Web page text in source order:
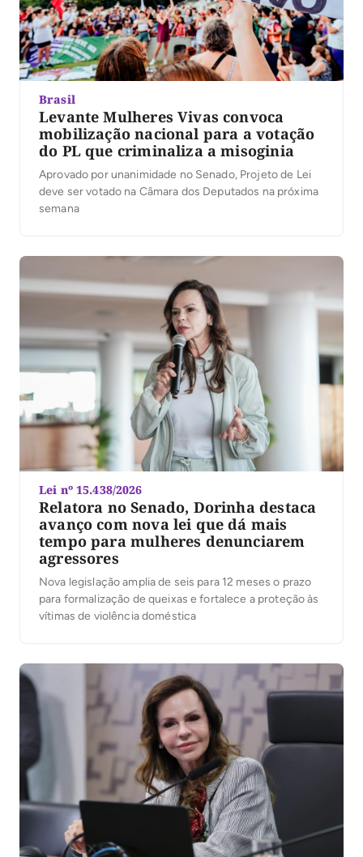
Brasil
Levante Mulheres Vivas convoca
mobilização nacional para a votação
do PL que criminaliza a misoginia
Aprovado por unanimidade no Senado, Projeto de Lei
deve ser votado na Câmara dos Deputados na próxima
semana
Lei nº 15.438/2026
Relatora no Senado, Dorinha destaca
avanço com nova lei que dá mais
tempo para mulheres denunciarem
agressores
Nova legislação amplia de seis para 12 meses o prazo
para formalização de queixas e fortalece a proteção às
vítimas de violência doméstica